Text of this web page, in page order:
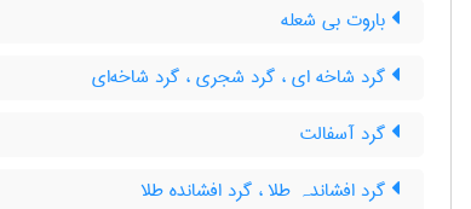
باروت بی شعله
گرد شاخه ای ، گرد شجری ، گرد شاخه‌ای
گرد آسفالت
گرد افشاندہ طلا ، گرد افشانده طلا